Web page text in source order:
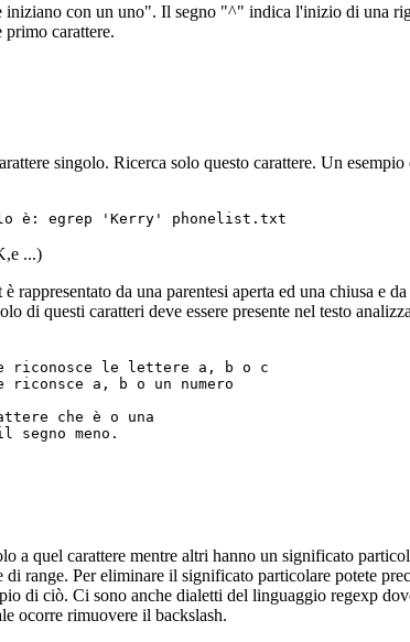
iniziano con un uno". Il segno "^" indica l'inizio di una
primo carattere.
singolo. Ricerca solo questo carattere. Un
...)
rappresentato da una parentesi aperta ed una chiusa e
di questi caratteri deve essere presente nel testo
riconosce le lettere a, b o c
a, b o un numero
che è o una
segno meno.
a quel carattere mentre altri hanno un significato
range. Per eliminare il significato particolare potete
di ciò. Ci sono anche dialetti del linguaggio regexp
ocorre rimuovere il backslash.